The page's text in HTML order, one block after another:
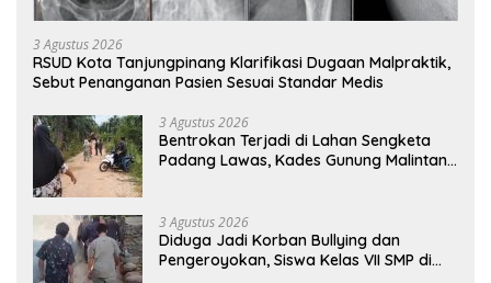
3 Agustus 2026
RSUD Kota Tanjungpinang Klarifikasi Dugaan Malpraktik,
Sebut Penanganan Pasien Sesuai Standar Medis
3 Agustus 2026
Bentrokan Terjadi di Lahan Sengketa
Padang Lawas, Kades Gunung Malintang
3 Agustus 2026
Diduga Jadi Korban Bullying dan
Pengeroyokan, Siswa Kelas VII SMP di